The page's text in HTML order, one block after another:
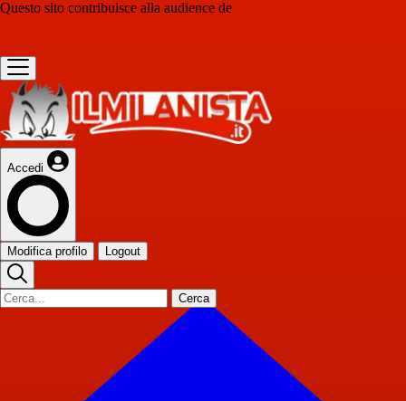
Questo sito contribuisce alla audience de
Accedi
Modifica profilo Logout
Cerca